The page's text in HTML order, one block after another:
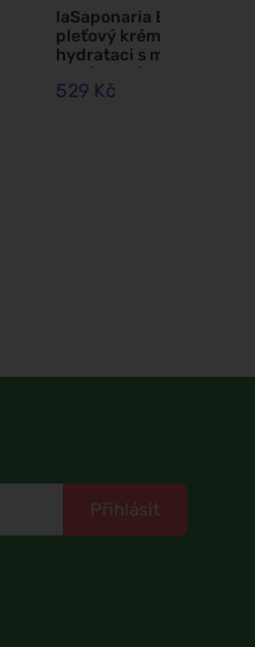
laSaponaria Bioaktivní
pleťový krém pro
hydrataci s meduňkou
BIO (50 ml)
529 Kč
Přihlásit